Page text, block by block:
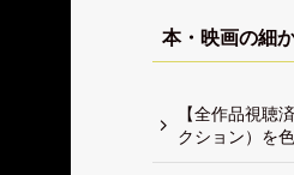
本・映画の細
【全作品視聴
クション）を